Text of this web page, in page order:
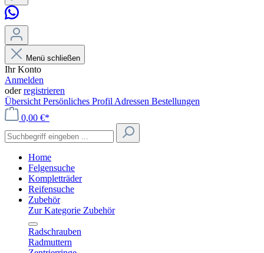
Menü schließen
Ihr Konto
Anmelden
oderregistrieren
Übersicht Persönliches Profil Adressen Bestellungen
0,00 €*
Home
Felgensuche
Kompletträder
Reifensuche
Zubehör
Zur Kategorie Zubehör
Radschrauben
Radmuttern